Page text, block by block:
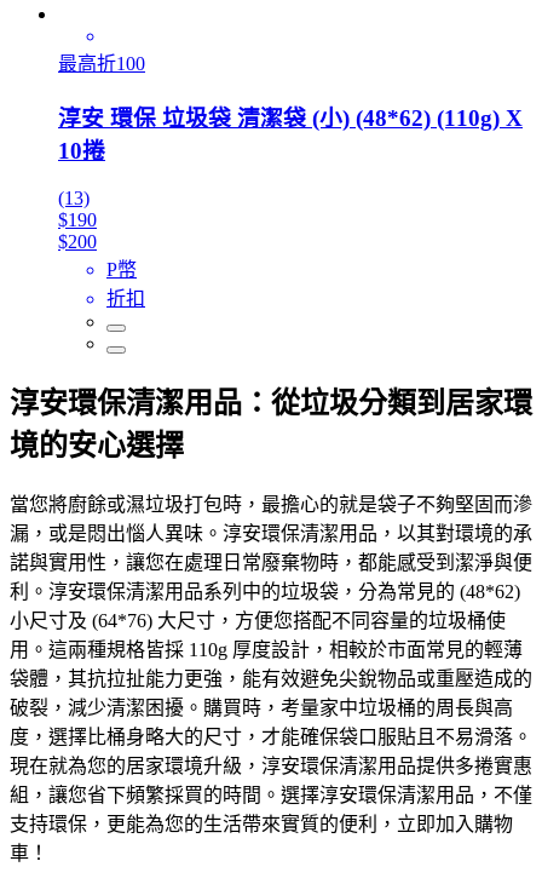
最高折100
淳安 環保 垃圾袋 清潔袋 (小) (48*62) (110g) X
10捲
(13)
$190
$200
P幣
折扣
淳安環保清潔用品：從垃圾分類到居家環
境的安心選擇
當您將廚餘或濕垃圾打包時，最擔心的就是袋子不夠堅固而滲
漏，或是悶出惱人異味。淳安環保清潔用品，以其對環境的承
諾與實用性，讓您在處理日常廢棄物時，都能感受到潔淨與便
利。淳安環保清潔用品系列中的垃圾袋，分為常見的 (48*62)
小尺寸及 (64*76) 大尺寸，方便您搭配不同容量的垃圾桶使
用。這兩種規格皆採 110g 厚度設計，相較於市面常見的輕薄
袋體，其抗拉扯能力更強，能有效避免尖銳物品或重壓造成的
破裂，減少清潔困擾。購買時，考量家中垃圾桶的周長與高
度，選擇比桶身略大的尺寸，才能確保袋口服貼且不易滑落。
現在就為您的居家環境升級，淳安環保清潔用品提供多捲實惠
組，讓您省下頻繁採買的時間。選擇淳安環保清潔用品，不僅
支持環保，更能為您的生活帶來實質的便利，立即加入購物
車！